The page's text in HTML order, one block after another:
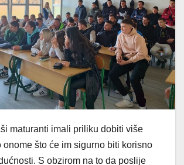
maturanti imali priliku dobiti više
onome što će im sigurno biti korisno
S obzirom na to da poslije